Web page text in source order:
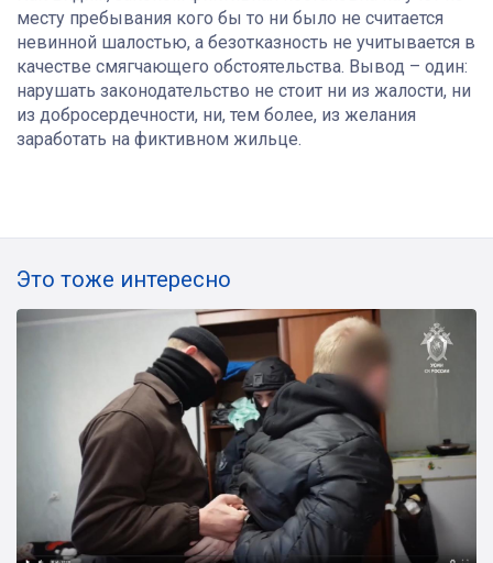
месту пребывания кого бы то ни было не считается
невинной шалостью, а безотказность не учитывается в
качестве смягчающего обстоятельства. Вывод – один:
нарушать законодательство не стоит ни из жалости, ни
из добросердечности, ни, тем более, из желания
заработать на фиктивном жильце.
Это тоже интересно